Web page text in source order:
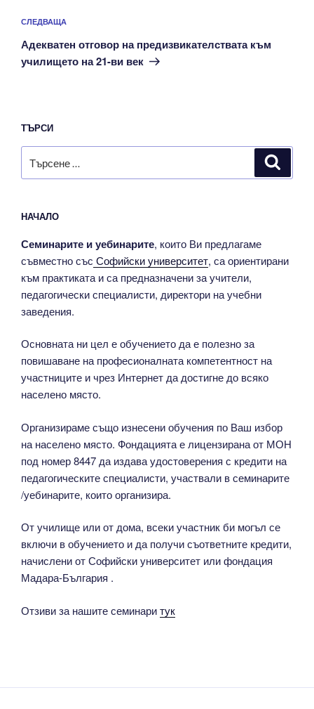
Следваща
публикация
СЛЕДВАЩА
Адекватен отговор на предизвикателствата към
училището на 21-ви век
ТЪРСИ
за:
НАЧАЛО
Семинарите и уебинарите, които Ви предлагаме
съвместно със Софийски университет, са ориентирани
към практиката и са предназначени за учители,
педагогически специалисти, директори на учебни
заведения.
Основната ни цел е обучението да е полезно за
повишаване на професионалната компетентност на
участниците и чрез Интернет да достигне до всяко
населено място.
Организираме също изнесени обучения по Ваш избор
на населено място. Фондацията е лицензирана от МОН
под номер 8447 да издава удостоверения с кредити на
педагогическите специалисти, участвали в семинарите
/уебинарите, които организира.
От училище или от дома, всеки участник би могъл се
включи в обучението и да получи съответните кредити,
начислени от Софийски университет или фондация
Мадара-България .
Отзиви за нашите семинаритук